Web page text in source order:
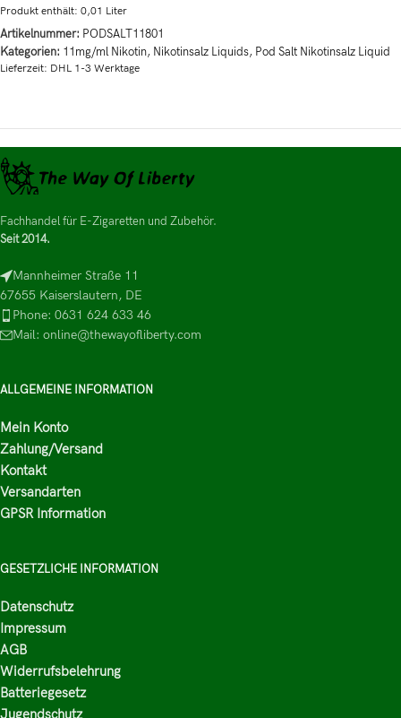
Produkt enthält: 0,01 Liter
Artikelnummer: PODSALT11801
Kategorien: 11mg/ml Nikotin, Nikotinsalz Liquids, Pod Salt Nikotinsalz Liquid
Lieferzeit: DHL 1-3 Werktage
Fachhandel für E-Zigaretten und Zubehör.
Seit 2014.
Mannheimer Straße 11
67655 Kaiserslautern, DE
Phone: 0631 624 633 46
Mail: online@thewayofliberty.com
ALLGEMEINE INFORMATION
Mein Konto
Zahlung/Versand
Kontakt
Versandarten
GPSR Information
GESETZLICHE INFORMATION
Datenschutz
Impressum
AGB
Widerrufsbelehrung
Batteriegesetz